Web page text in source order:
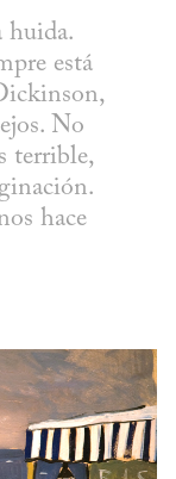
huida.
está
No
terrible,
hace